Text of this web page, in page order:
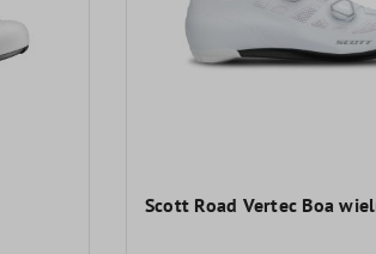
Scott Road Vertec Boa